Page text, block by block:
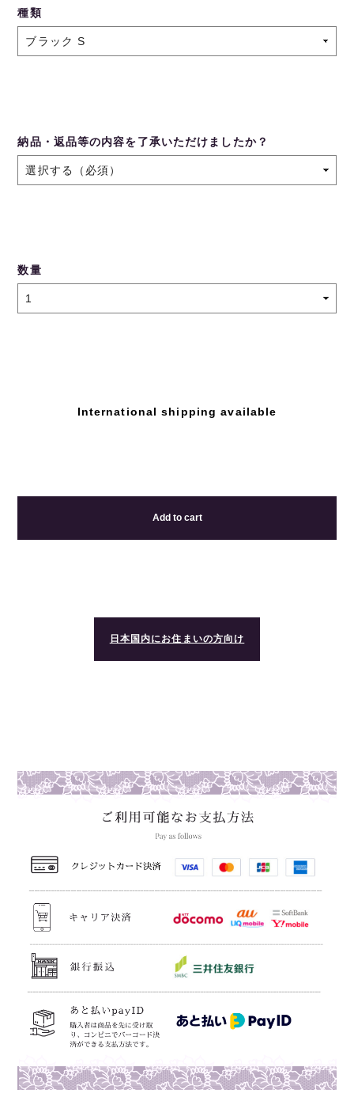
種類
納品・返品等の内容を了承いただけましたか？
数量
International shipping available
Add to cart
日本国内にお住まいの方向け